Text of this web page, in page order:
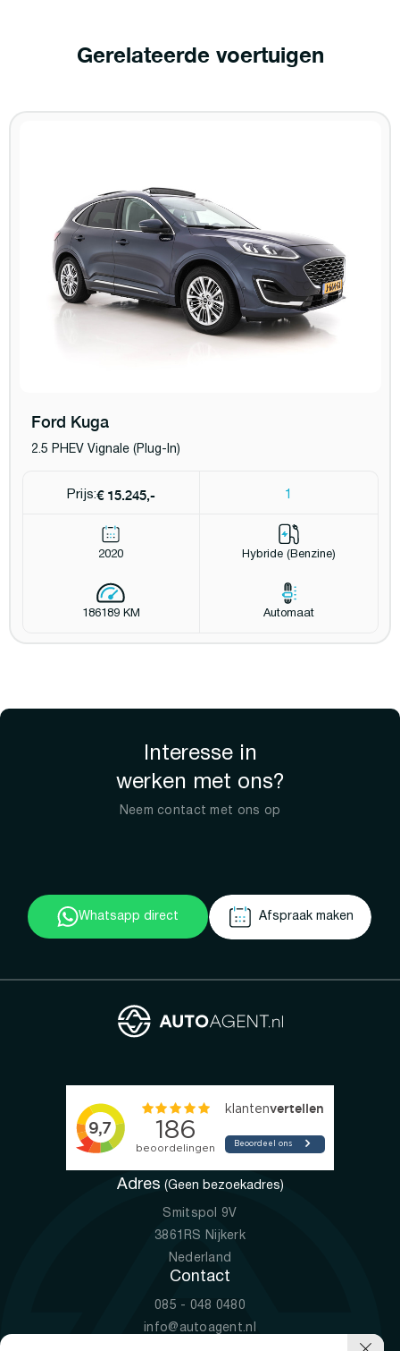
Gerelateerde voertuigen
Ford Kuga
2.5 PHEV Vignale (Plug-In)
Prijs:€ 15.245,- 1
2020 Hybride (Benzine)
186189 KM Automaat
Interesse in
werken met ons?
Neem contact met ons op
Whatsapp direct Afspraak maken
Adres (Geen bezoekadres)
Smitspol 9V
3861RS Nijkerk
Nederland
Contact
085 - 048 0480
info@autoagent.nl